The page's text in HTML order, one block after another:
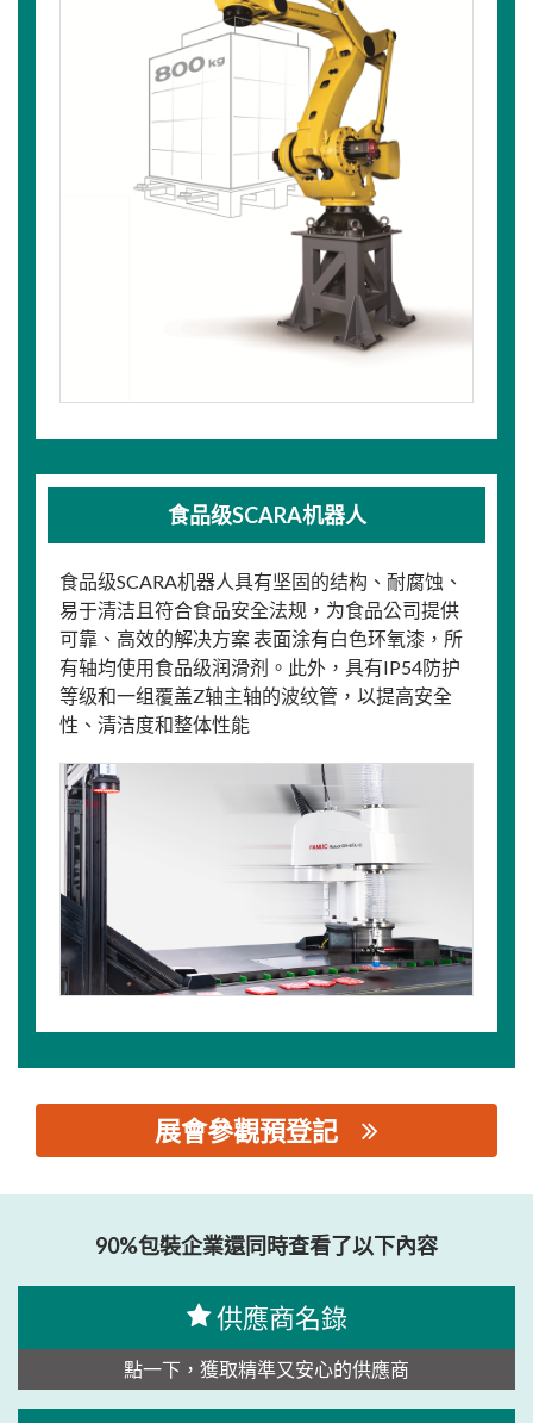
食品级SCARA机器人
食品级SCARA机器人具有坚固的结构、耐腐蚀、
易于清洁且符合食品安全法规，为食品公司提供
可靠、高效的解决方案 表面涂有白色环氧漆，所
有轴均使用食品级润滑剂。此外，具有IP54防护
等级和一组覆盖Z轴主轴的波纹管，以提高安全
性、清洁度和整体性能
展會參觀預登記
90%包裝企業還同時查看了以下內容
供應商名錄
點一下，獲取精準又安心的供應商